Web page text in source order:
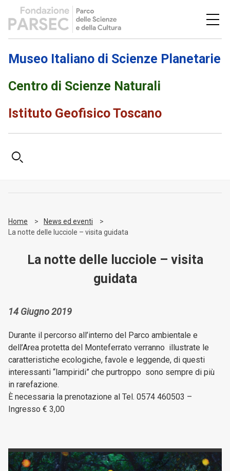
Museo Italiano di Scienze Planetarie
Centro di Scienze Naturali
Istituto Geofisico Toscano
Home
News ed eventi
La notte delle lucciole – visita guidata
La notte delle lucciole – visita
guidata
14 Giugno 2019
Durante il percorso all’interno del Parco ambientale e
dell’Area protetta del Monteferrato verranno illustrate le
caratteristiche ecologiche, favole e leggende, di questi
interessanti “lampiridi” che purtroppo sono sempre di più
in rarefazione.
È necessaria la prenotazione al Tel. 0574 460503 –
Ingresso € 3,00